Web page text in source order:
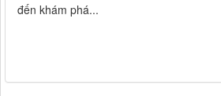
đến khám phá...